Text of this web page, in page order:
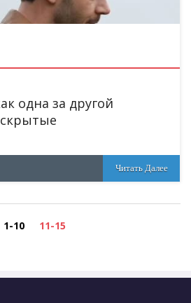
одна за другой
Читать Далее
1-10 11-15